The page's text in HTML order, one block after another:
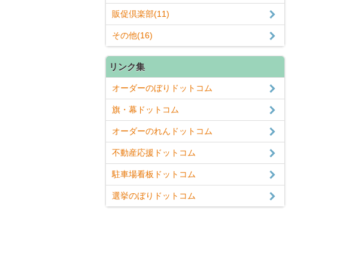
販促倶楽部(11)
その他(16)
リンク集
オーダーのぼりドットコム
旗・幕ドットコム
オーダーのれんドットコム
不動産応援ドットコム
駐車場看板ドットコム
選挙のぼりドットコム